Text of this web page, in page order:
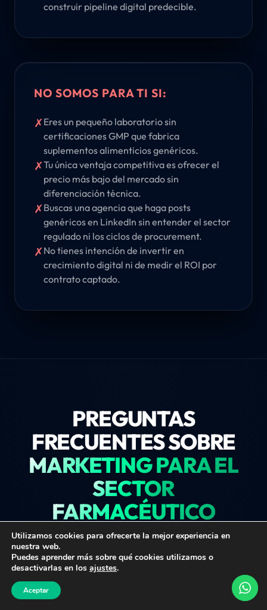
construir pipeline digital predecible.
NO SOMOS PARA TI SI:
✗Eres un pequeño laboratorio sin
certificaciones GMP que fabrica
suplementos alimenticios genéricos.
✗Tu única ventaja competitiva es ofrecer el
precio más bajo del mercado sin
diferenciación técnica.
✗Buscas una agencia que haga posts
genéricos en LinkedIn sin entender el sector
regulado ni los ciclos de procurement.
✗No tienes intención de invertir en
crecimiento digital ni de medir el ROI por
contrato captado.
PREGUNTAS
FRECUENTES SOBRE
MARKETING PARA EL
SECTOR
FARMACÉUTICO
¿Cómo captar contratos B2B para una
empresa del sector farmacéutico?
Utilizamos cookies para ofrecerte la mejor experiencia en
nuestra web.
Puedes aprender más sobre qué cookies utilizamos o
desactivarlas en los ajustes.
Aceptar